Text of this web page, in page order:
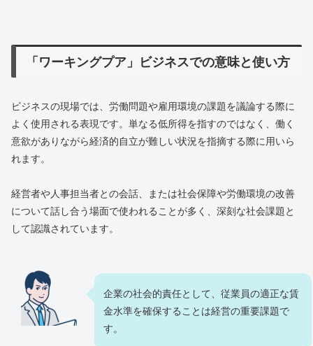
「ワーキングプア」ビジネスでの意味と使い方
ビジネスの現場では、労働問題や雇用環境の課題を議論する際に
よく使用される表現です。単なる低所得を指すのではなく、働く
意欲がありながら経済的自立が難しい状況を指摘する際に用いら
れます。
経営者や人事担当者との会話、または社会保障や労働環境の改善
について話し合う場面で使われることが多く、深刻な社会課題と
して認識されています。
企業の社会的責任として、従業員の適正な賃
金水準を確保することは経営の重要課題で
す。